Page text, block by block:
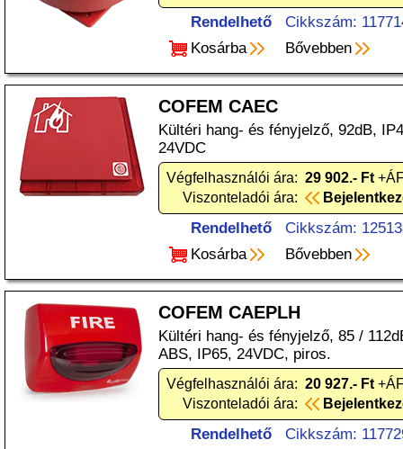
Rendelhető
Cikkszám:
Kosárba
Bővebben
COFEM CAEC
Kültéri hang- és fényjelző, 92dB,
24VDC
Végfelhasználói ára: 29 902.- Ft
Viszonteladói ára:
Rendelhető
Cikkszám:
Kosárba
Bővebben
COFEM CAEPLH
Kültéri hang- és fényjelző, 85 /
ABS, IP65, 24VDC, piros.
Végfelhasználói ára: 20 927.- Ft
Viszonteladói ára:
Rendelhető
Cikkszám: